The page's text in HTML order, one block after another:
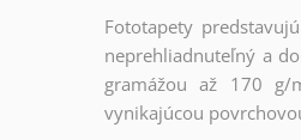
Fototapety
neprehliadnuteľný a
gramážou až 170 g/
vynikajúcou